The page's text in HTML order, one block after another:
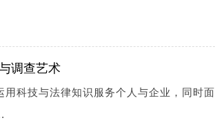
调查艺术
科技与法律知识服务个人与企业，同时面